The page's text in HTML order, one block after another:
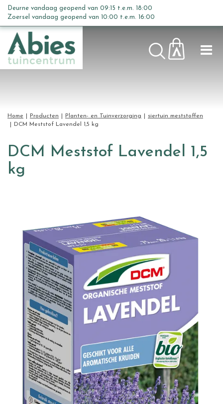
n
Home Producten Planten- en Tuinverzorging
siertuin meststoffen
DCM Meststof Lavendel 1,5 kg
Deurne vandaag geopend van 09:15 t.e.m. 18:00
Zoersel vandaag geopend van 10:00 t.e.m. 16:00
DCM Meststof Lavendel 1,5
kg